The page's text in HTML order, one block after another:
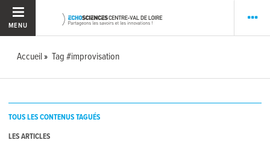
MENU
Accueil Tag #improvisation
TOUS LES CONTENUS TAGUÉS
LES ARTICLES